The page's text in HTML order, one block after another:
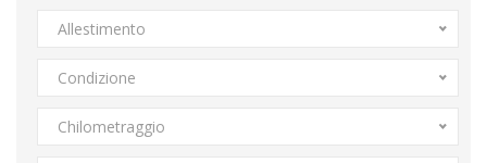
Allestimento
Condizione
Chilometraggio